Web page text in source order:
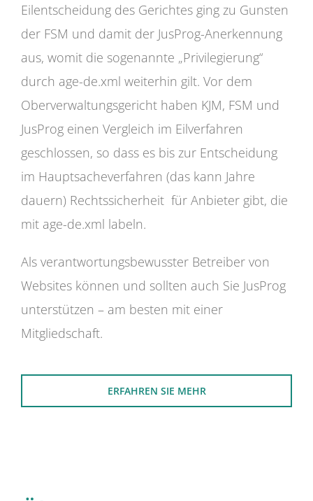
Eilentscheidung des Gerichtes ging zu Gunsten
der FSM und damit der JusProg-Anerkennung
aus, womit die sogenannte „Privilegierung“
durch age-de.xml weiterhin gilt. Vor dem
Oberverwaltungsgericht haben KJM, FSM und
JusProg einen Vergleich im Eilverfahren
geschlossen, so dass es bis zur Entscheidung
im Hauptsacheverfahren (das kann Jahre
dauern) Rechtssicherheit für Anbieter gibt, die
mit age-de.xml labeln.
Als verantwortungsbewusster Betreiber von
Websites können und sollten auch Sie JusProg
unterstützen – am besten mit einer
Mitgliedschaft.
ERFAHREN SIE MEHR